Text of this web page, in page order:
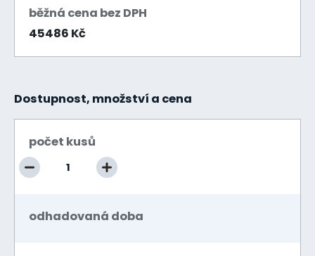
běžná cena bez DPH
45486 Kč
Dostupnost, množství a cena
počet kusů
odhadovaná doba